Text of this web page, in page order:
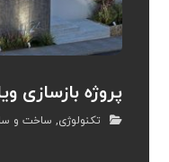
پروژه بازسازی
تکنولوژی, ساخت و